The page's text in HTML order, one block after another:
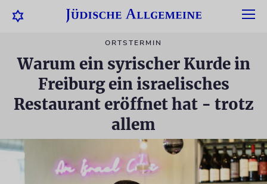
ORTSTERMIN
Warum ein syrischer Kurde in
Freiburg ein israelisches
Restaurant eröffnet hat - trotz
allem